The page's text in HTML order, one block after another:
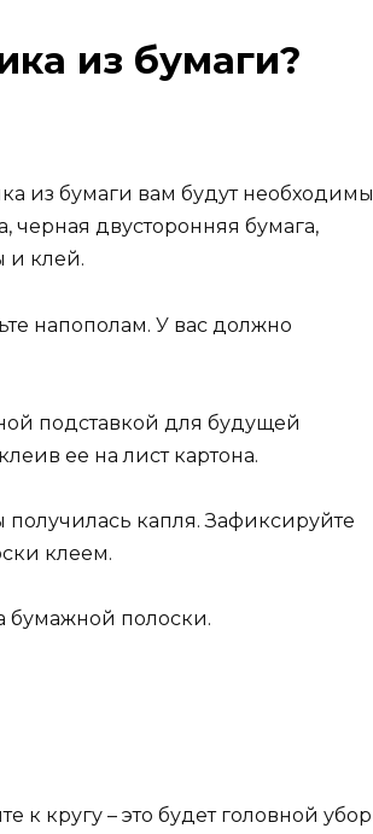
из бумаги?
из бумаги вам будут необходимы
двусторонняя бумага,
и клей.
напополам. У вас должно
подставкой для будущей
ее на лист картона.
капля. Зафиксируйте
клеем.
бумажной полоски.
к кругу – это будет головной убор